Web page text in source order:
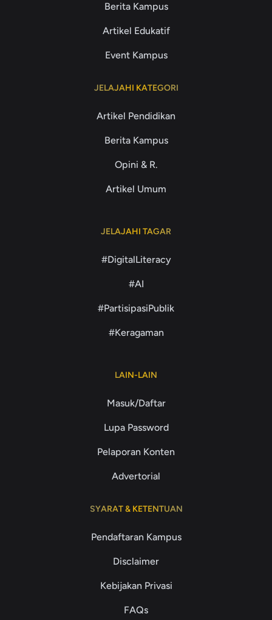
Berita Kampus
Artikel Edukatif
Event Kampus
JELAJAHI KATEGORI
Artikel Pendidikan
Berita Kampus
Opini & R.
Artikel Umum
JELAJAHI TAGAR
#DigitalLiteracy
#AI
#PartisipasiPublik
#Keragaman
LAIN-LAIN
Masuk/Daftar
Lupa Password
Pelaporan Konten
Advertorial
SYARAT & KETENTUAN
Pendaftaran Kampus
Disclaimer
Kebijakan Privasi
FAQs